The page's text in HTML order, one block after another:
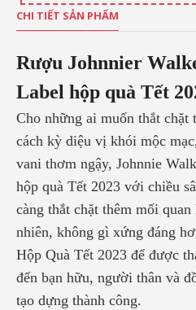
CHI TIẾT SẢN PHẨM
Rượu Johnnier
Label hộp quà Tết
Cho những ai muốn thắt
cách kỳ diệu vị khói mộc
vani thơm ngậy, Johnnie
hộp quà Tết 2023 với chiều
càng thắt chặt thêm mối
nhiên, không gì xứng đáng
Hộp Quà Tết 2023 để được
đến bạn hữu, người thân và
tạo dựng thành công.